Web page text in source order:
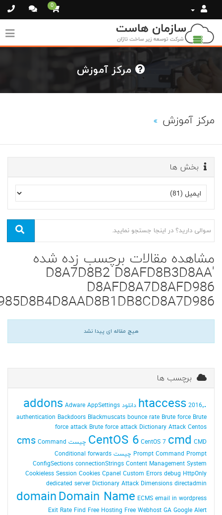
0
مرکز آموزش
بخش ها
مشاهده مقالات برچسب زده شده
'D8A7D8B2 D8AFD8B3D8AA
D8AFD8A7D8AFD986
هیچ مقاله ای پیدا نشد
برچسب ها
.htaccess2016٬ دانلود addons Adware AppSettings
authentication Backdoors Blackmuscats bounce rate Brute force Brute
force attack Brute force attack Dictionary Attack Centos
CentOS 6 CentOS 7 cmd CMD چیست cms Command
Prompt Command Prompt چیست
Conditional forwards
ConfigSections connectionStrings Content Management System
Cookieless Session Cookies Cpanel Custom Errors debug HttpOnly
dedicated server Dictionary Attack Dimensions directadmin
domain Domain Name ECMS email in wordpress
Exit Rate Find Free Hosting Free Webhost GA Google Alert